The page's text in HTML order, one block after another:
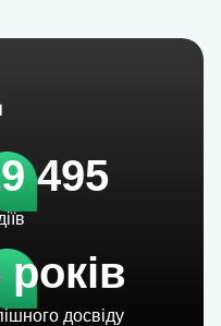
495
років
досвіду